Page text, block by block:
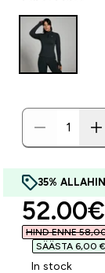
35%
52.00€‎
HIND ENNE
SÄÄSTA 6,00 €‎
In stock